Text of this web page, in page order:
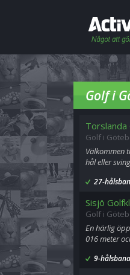
Golf i
Torslanda
Golf i
Välkommen
hål eller
27-
Sisjö
Golf i
En härlig
016 meter
9-hålsbana